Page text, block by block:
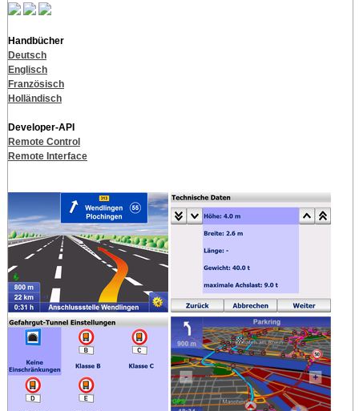
Handbücher
Deutsch
Englisch
Französisch
Holländisch
Developer-API
Remote Control
Remote Interface